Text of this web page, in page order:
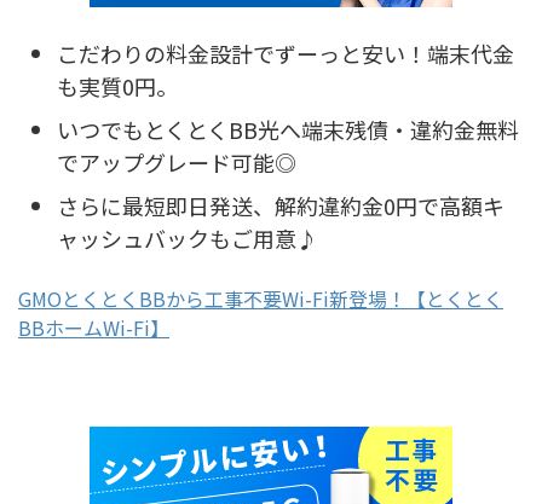
こだわりの料金設計でずーっと安い！端末代金
も実質0円。
いつでもとくとくBB光へ端末残債・違約金無料
でアップグレード可能◎
さらに最短即日発送、解約違約金0円で高額キ
ャッシュバックもご用意♪
GMOとくとくBBから工事不要Wi-Fi新登場！【とくとく
BBホームWi-Fi】